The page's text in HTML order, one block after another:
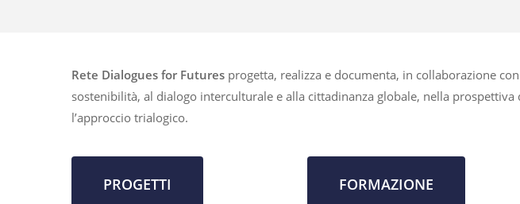
Rete Dialogues for Futures progetta, realizza e documenta, in collaborazione
sostenibilità, al dialogo interculturale e alla cittadinanza globale, nella
l’approccio trialogico.
PROGETTI FORMAZIONE